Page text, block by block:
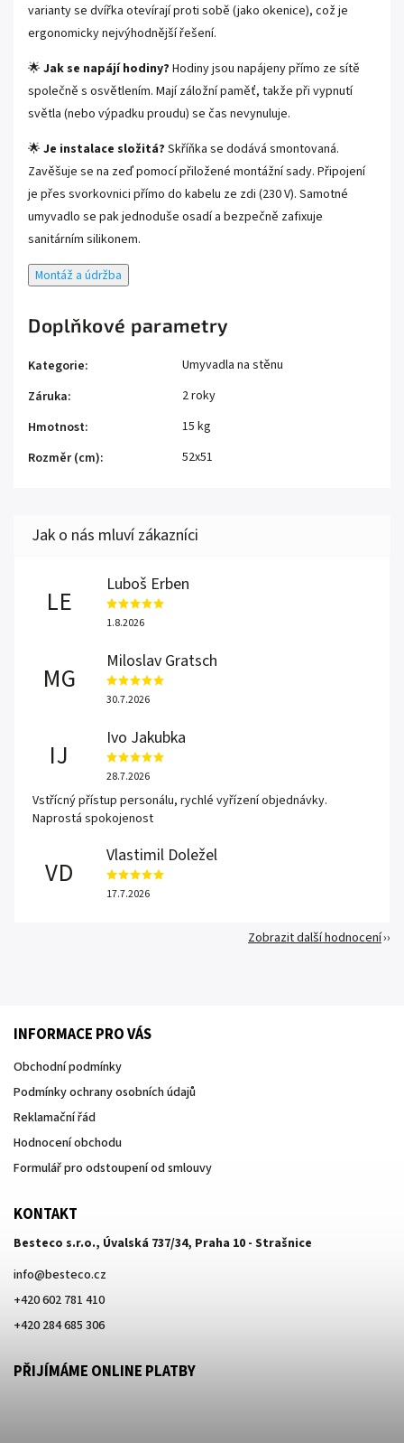
varianty se dvířka otevírají proti sobě (jako okenice), což je
ergonomicky nejvýhodnější řešení.
🌟 Jak se napájí hodiny? Hodiny jsou napájeny přímo ze sítě
společně s osvětlením. Mají záložní paměť, takže při vypnutí
světla (nebo výpadku proudu) se čas nevynuluje.
🌟 Je instalace složitá? Skříňka se dodává smontovaná.
Zavěšuje se na zeď pomocí přiložené montážní sady. Připojení
je přes svorkovnici přímo do kabelu ze zdi (230 V). Samotné
umyvadlo se pak jednoduše osadí a bezpečně zafixuje
sanitárním silikonem.
Montáž a údržba
Doplňkové parametry
Kategorie:
Umyvadla na stěnu
Záruka:
2 roky
Hmotnost:
15 kg
Rozměr (cm): 52x51
LE
Luboš Erben
1.8.2026
MG
Miloslav Gratsch
30.7.2026
IJ
Ivo Jakubka
28.7.2026
Vstřícný přístup personálu, rychlé vyřízení objednávky.
Naprostá spokojenost
VD
Vlastimil Doležel
17.7.2026
Zobrazit další hodnocení
INFORMACE PRO VÁS
Obchodní podmínky
Podmínky ochrany osobních údajů
Reklamační řád
Hodnocení obchodu
Formulář pro odstoupení od smlouvy
KONTAKT
Besteco s.r.o., Úvalská 737/34, Praha 10 - Strašnice
info@besteco.cz
+420 602 781 410
+420 284 685 306
PŘIJÍMÁME ONLINE PLATBY